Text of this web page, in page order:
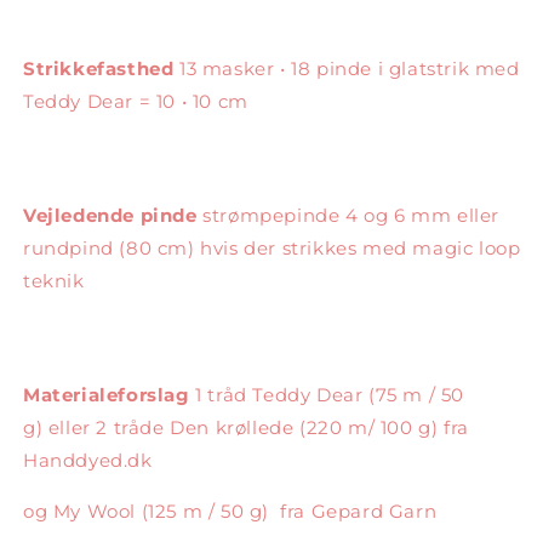
Strikkefasthed 13 masker • 18 pinde i glatstrik med
Teddy Dear = 10 • 10 cm
Vejledende pindestrømpepinde 4 og 6 mm eller
rundpind (80 cm) hvis der strikkes med magic loop
teknik
Materialeforslag1 tråd Teddy Dear (75 m / 50
g) eller 2 tråde Den krøllede (220 m/ 100 g) fra
Handdyed.dk
og My Wool (125 m / 50 g) fra Gepard Garn